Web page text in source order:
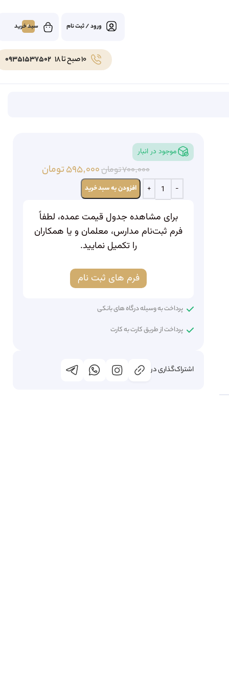
ورود / ثبت نام 0
10 صبح تا 18 09351537502
موجود در انبار
۷۰۰,۰۰۰تومان۵۹۵,۰۰۰تومان
افزودن به سبد خرید
برای مشاهده جدول قیمت عمده، لطفاً
فرم ثبت‌نام مدارس، معلمان و یا همکاران
را تکمیل نمایید.
فرم های ثبت نام
پرداخت به وسیله درگاه های بانکی
پرداخت از طریق کارت به کارت
اشتراک‌گذاری در